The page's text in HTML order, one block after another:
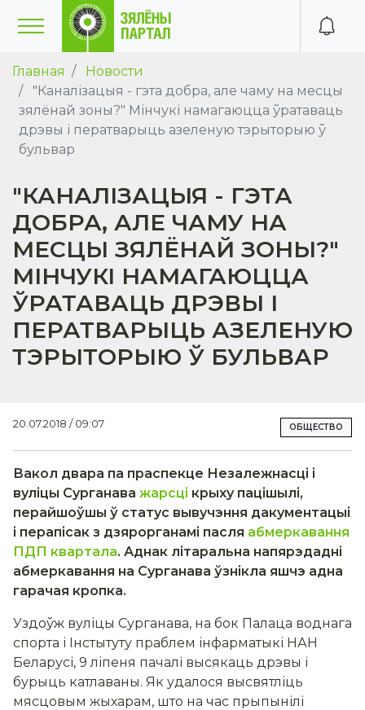
Главная
Новости
"Каналізацыя - гэта добра, але чаму на месцы
зялёнай зоны?" Мінчукі намагаюцца ўратаваць
дрэвы і ператварыць азеленую тэрыторыю ў
бульвар
"КАНАЛІЗАЦЫЯ - ГЭТА
ДОБРА, АЛЕ ЧАМУ НА
МЕСЦЫ ЗЯЛЁНАЙ ЗОНЫ?"
МІНЧУКІ НАМАГАЮЦЦА
ЎРАТАВАЦЬ ДРЭВЫ І
ПЕРАТВАРЫЦЬ АЗЕЛЕНУЮ
ТЭРЫТОРЫЮ Ў БУЛЬВАР
20.07.2018 / 09:07 ОБЩЕСТВО
Вакол двара па праспекце Незалежнасці і
вуліцы Сурганава жарсці крыху пацішылі,
перайшоўшы ў статус вывучэння дакументацыі
і перапісак з дзярорганамі пасля абмеркавання
ПДП квартала. Аднак літаральна напярэдадні
абмеркавання на Сурганава ўзнікла яшчэ адна
гарачая кропка.
Уздоўж вуліцы Сурганава, на бок Палаца воднага
спорта і Інстытуту праблем інфарматыкі НАН
Беларусі, 9 ліпеня пачалі высякаць дрэвы і
бурыць катлаваны. Як удалося высвятліць
мясцовым жыхарам, што на час прыпынілі